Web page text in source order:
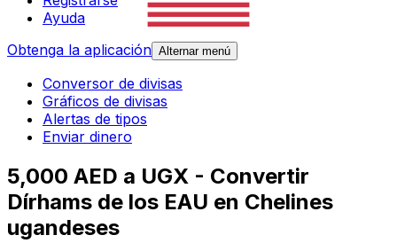
Ayuda
Obtenga la aplicación Alternar menú
Conversor de divisas
Gráficos de divisas
Alertas de tipos
Enviar dinero
5,000 AED a UGX - Convertir
Dírhams de los EAU en Chelines
ugandeses